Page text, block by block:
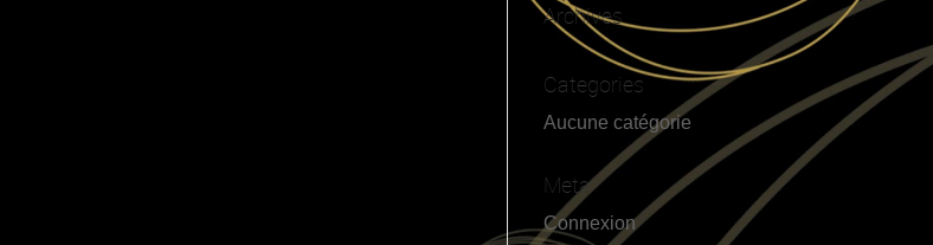
Archives
Categories
Aucune catégorie
Meta
Connexion